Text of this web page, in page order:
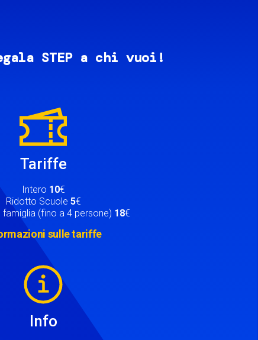
STEP a chi vuoi!
Tariffe
Intero 10€
Ridotto Scuole 5€
(fino a 4 persone) 18€
sulle tariffe
Info